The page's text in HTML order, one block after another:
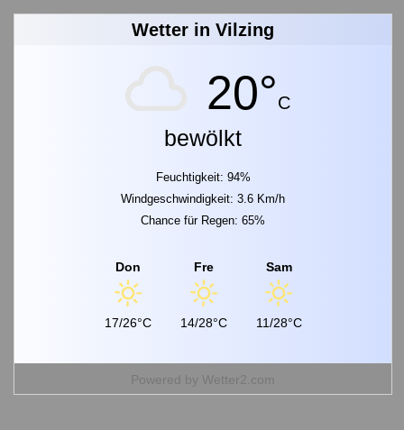
Wetter in Vilzing
20°C
bewölkt
Feuchtigkeit: 94%
Windgeschwindigkeit: 3.6 Km/h
Chance für Regen: 65%
Don
17/26°C
Fre
14/28°C
Sam
11/28°C
Powered by Wetter2.com